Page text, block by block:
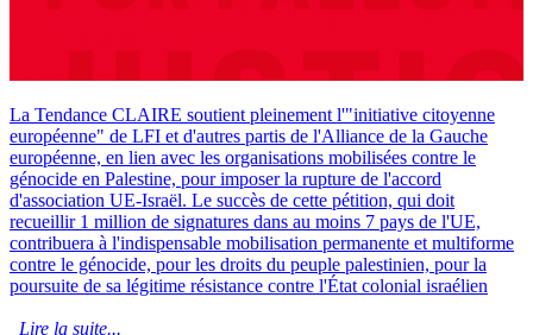
La Tendance CLAIRE soutient pleinement l'"initiative citoyenne
européenne" de LFI et d'autres partis de l'Alliance de la Gauche
européenne, en lien avec les organisations mobilisées contre le
génocide en Palestine, pour imposer la rupture de l'accord
d'association UE-Israël. Le succès de cette pétition, qui doit
recueillir 1 million de signatures dans au moins 7 pays de l'UE,
contribuera à l'indispensable mobilisation permanente et multiforme
contre le génocide, pour les droits du peuple palestinien, pour la
poursuite de sa légitime résistance contre l'État colonial israélien
Lire la suite...